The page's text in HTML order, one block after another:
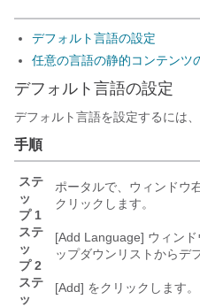
デフォルト言語の設定
任意の言語の静的コンテンツ
デフォルト言語の設定
デフォルト言語を設定するには
手順
ステ
ッ
プ 1
ポータルで、ウィンドウ
クリックします。
ステ
ッ
プ 2
[Add Language] ウィン
ップダウンリストからデ
ステ
ッ
[Add] をクリックします。